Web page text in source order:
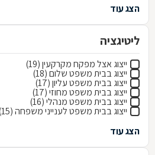
הצג עוד
ליטיגציה
ייצוג אצל מפקח מקרקעין (19)
ייצוג בבית משפט שלום (18)
ייצוג בבית משפט עליון (17)
ייצוג בבית משפט מחוזי (17)
ייצוג בבית משפט מנהלי (16)
ייצוג בבית משפט לענייני משפחה (15)
הצג עוד